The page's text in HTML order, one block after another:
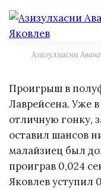
Азизулхасни
Проигрыш в
Лаврейсена. Уже
отличную гонку,
оставил шансов
малайзиец был
проиграв 0,024
Яковлев уступил